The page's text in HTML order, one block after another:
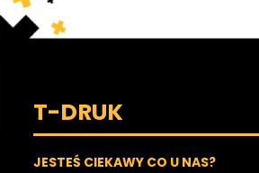
T-DRUK
JESTEŚ CIEKAWY CO U NAS?